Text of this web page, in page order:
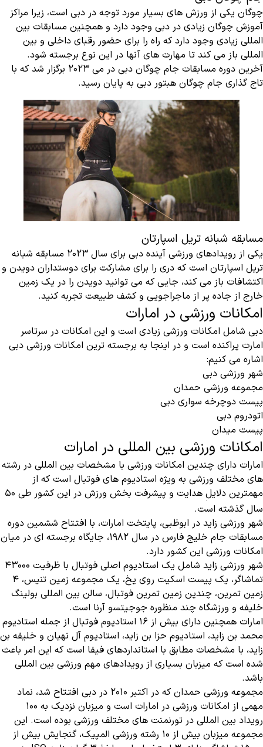
چوگان یکی از ورزش های بسیار مورد توجه در دبی است، زیرا مراکز
آموزش چوگان زیادی در دبی وجود دارد و همچنین مسابقات بین
المللی زیادی وجود دارد که راه را برای حضور رقبای داخلی و بین
المللی باز می کند تا مهارت های آنها در این نوع برجسته شود.
آخرین دوره مسابقات جام چوگان دبی در می 2023 برگزار شد که با
تاج گذاری جام چوگان هبتور دبی به پایان رسید.
مسابقه شبانه تریل اسپارتان
یکی از رویدادهای ورزشی آینده دبی برای سال 2023 مسابقه شبانه
تریل اسپارتان است که دری را برای مشارکت برای دوستداران دویدن و
اکتشافات باز می کند، جایی که می توانید دویدن را در یک زمین
خارج از جاده پر از ماجراجویی و کشف طبیعت تجربه کنید.
امکانات ورزشی در امارات
دبی شامل امکانات ورزشی زیادی است و این امکانات در سرتاسر
امارت پراکنده است و در اینجا به برجسته ترین امکانات ورزشی دبی
اشاره می کنیم:
شهر ورزشی دبی
مجموعه ورزشی حمدان
پیست دوچرخه سواری دبی
اتودروم دبی
پیست میدان
امکانات ورزشی بین المللی در امارات
امارات دارای چندین امکانات ورزشی با مشخصات بین المللی در رشته
های مختلف ورزشی به ویژه استادیوم های فوتبال است که از
مهمترین دلایل
هدایت و پیشرفت بخش ورزش در این کشور طی 50
سال گذشته است.
شهر ورزشی زاید در ابوظبی، پایتخت امارات، با افتتاح ششمین دوره
مسابقات جام خلیج فارس در سال 1982، جایگاه برجسته ای در میان
امکانات ورزشی این کشور دارد.
شهر ورزشی زاید شامل یک استادیوم اصلی فوتبال با ظرفیت 43000
تماشاگر، یک پیست اسکیت روی یخ، یک مجموعه زمین تنیس، 4
زمین تمرین، چندین زمین تمرین فوتبال، سالن بین المللی بولینگ
خلیفه و ورزشگاه چند منظوره جوجیتسو آرنا است.
امارات همچنین دارای بیش از 16 استادیوم فوتبال از جمله استادیوم
محمد بن زاید، استادیوم حزا بن زاید، استادیوم آل نهیان و خلیفه بن
زاید، با مشخصات مطابق با استانداردهای فیفا است که این امر باعث
شده است که میزبان بسیاری از رویدادهای مهم ورزشی بین ‌المللی
باشد.
مجموعه ورزشی حمدان که در اکتبر 2010 در دبی افتتاح شد، نماد
مهمی از امکانات ورزشی در امارات است و میزبان نزدیک به 100
رویداد بین المللی در تورنمنت های مختلف ورزشی بوده است. این
مجموعه میزبان بیش از 10 رشته ورزشی المپیک، گنجایش بیش از